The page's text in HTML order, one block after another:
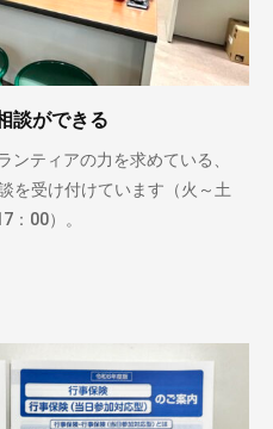
談ができる
ンティアの力を求めている、
を受け付けています（火～土
：00）。